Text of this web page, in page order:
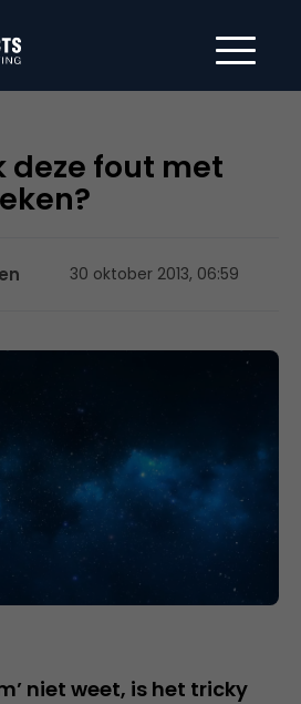
deze fout met
30 oktober 2013, 06:59
niet weet, is het tricky